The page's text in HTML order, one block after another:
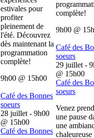
estivales pour
profiter
pleinement de
l'été. Découvrez
dès maintenant la
programmation
complète!
9h00 @ 15h00
Café des Bonnes
soeurs
28 juillet - 9h00
@ 15h00
Café des Bonnes
complète!
9h00 @
Café des
soeurs
29 juillet -
@ 15h00
Café des
soeurs
Venez
une pause
une
chaleureuse